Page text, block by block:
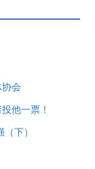
会
他一票！
下）